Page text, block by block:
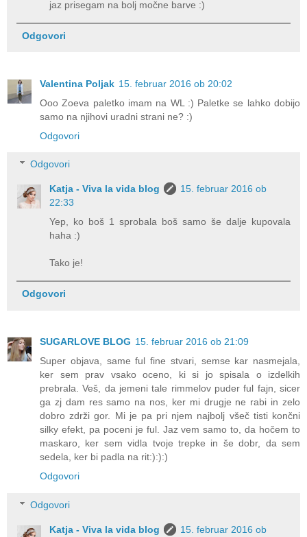
jaz prisegam na bolj močne barve :)
Odgovori
Valentina Poljak 15. februar 2016 ob 20:02
Ooo Zoeva paletko imam na WL :) Paletke se lahko dobijo
samo na njihovi uradni strani ne? :)
Odgovori
Odgovori
Katja - Viva la vida blog
15. februar 2016 ob
22:33
Yep, ko boš 1 sprobala boš samo še dalje kupovala
haha :)
Tako je!
Odgovori
SUGARLOVE BLOG 15. februar 2016 ob 21:09
Super objava, same ful fine stvari, semse kar nasmejala,
ker sem prav vsako oceno, ki si jo spisala o izdelkih
prebrala. Veš, da jemeni tale rimmelov puder ful fajn, sicer
ga zj dam res samo na nos, ker mi drugje ne rabi in zelo
dobro zdrži gor. Mi je pa pri njem najbolj všeč tisti končni
silky efekt, pa poceni je ful. Jaz vem samo to, da hočem to
maskaro, ker sem vidla tvoje trepke in še dobr, da sem
sedela, ker bi padla na rit:):):)
Odgovori
Odgovori
Katja - Viva la vida blog
15. februar 2016 ob